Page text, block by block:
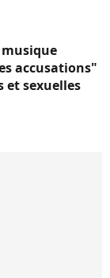
accusations"
et sexuelles